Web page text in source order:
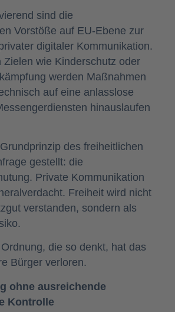
sind die
Vorstöße auf EU-Ebene zur
digitaler Kommunikation.
Zielen wie Kinderschutz oder
werden Maßnahmen
auf eine anlasslose
hinauslaufen
des freiheitlichen
gestellt: die
Private Kommunikation
Freiheit wird nicht
verstanden, sondern als
die so denkt, hat das
Bürger verloren.
ohne ausreichende
Kontrolle